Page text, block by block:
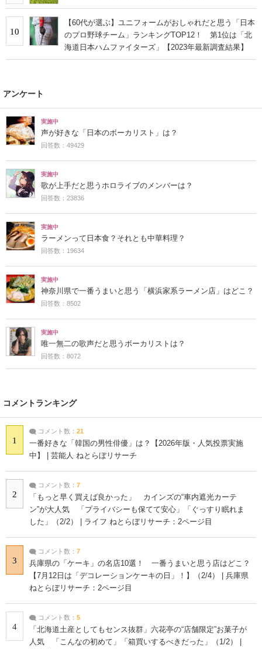
10
【60代が選ぶ】ユニフォームがおしゃれだと思う「日本
のプロ野球チーム」ランキングTOP12！ 第1位は「北
海道日本ハムファイターズ」【2023年最新調査結果】
アンケート
実施中
声が好きな「日本のボーカリスト」は？
回答数：49429
実施中
歌が上手だと思うホロライブのメンバーは？
回答数：23836
実施中
ラーメンって日本食？それとも中華料理？
回答数：19634
実施中
神奈川県で一番うまいと思う「横浜家系ラーメン店」はどこ？
回答数：8502
実施中
唯一無二の歌声だと思うボーカリストは？
回答数：8072
コメントランキング
1
コメント数： 21
一番好きな「韓国の男性俳優」は？【2026年版・人気投票実施
中】 | 芸能人 ねとらぼリサーチ
2
コメント数： 7
「もっと早く買えば良かった」 カインズの“車内遮光カーテ
ン”が大人気 「プライバシーも保てて安心」「ぐっすり眠れま
した」（2/2） | ライフ ねとらぼリサーチ：2ページ目
3
コメント数： 7
兵庫県の「ケーキ」の名店10選！ 一番うまいと思う店はどこ？
【7月12日は「デコレーションケーキの日」！】（2/4） | 兵庫県
ねとらぼリサーチ：2ページ目
4
コメント数： 5
「北海道土産としてもセンス抜群」六花亭の“店舗限定”お菓子が
人気 「こんなの初めて」「箱買いするべきだった」（1/2） |